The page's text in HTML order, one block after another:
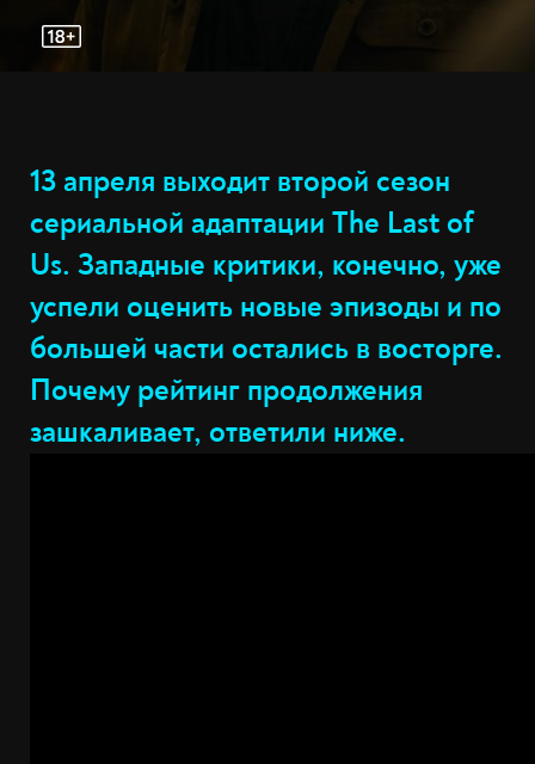
13 апреля выходит второй сезон
сериальной адаптации The Last of
Us. Западные критики, конечно, уже
успели оценить новые эпизоды и по
большей части остались в восторге.
Почему рейтинг продолжения
зашкаливает, ответили ниже.